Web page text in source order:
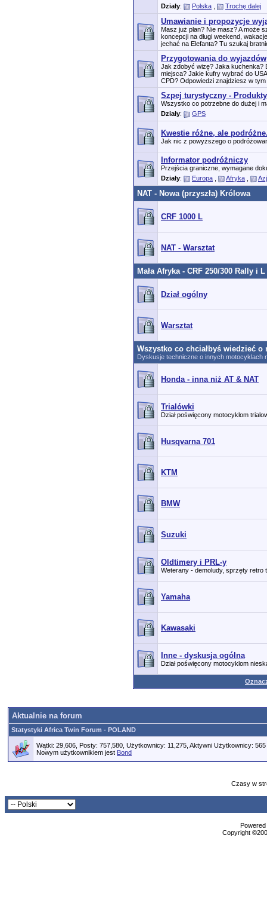
Działy: Polska Trochę dalej
Umawianie i propozycje
Masz już plan? Nie masz? A może
koncepcji na długi weekend,
jechać na Elefanta? Tu szukaj
Przygotowania do wyjazdów
Jak zdobyć wizę? Jaka kuchenka?
miejsca? Jakie kufry wybrać do
CPD? Odpowiedzi znajdziesz w tym
Szpej turystyczny -
Wszystko co potrzebne do dużej i
Działy: GPS
Kwestie różne, ale
Jak nic z powyższego o
Informator podróżniczy
Przejścia graniczne, wymagane
Działy: Europa Afryka
NAT - Nowa (przyszła) Królowa
CRF 1000 L
NAT - Warsztat
Mała Afryka - CRF 250/300 Rally i L
Dział ogólny
Warsztat
Wszystko co chciałbyś wiedzieć
Dyskusje techniczne o innych motocyklach
Honda - inna niż AT & NAT
Trialówki
Dział poświęcony motocyklom
Husqvarna 701
KTM
BMW
Suzuki
Oldtimery i PRL-y
Weterany - demoludy, sprzęty retro
Yamaha
Kawasaki
Inne - dyskusja ogólna
Dział poświęcony motocyklom
Aktualnie na forum
Statystyki Africa Twin Forum - POLAND
Wątki: 29,606, Posty: 757,580, Użytkownicy: 11,275, Aktywni Użytkownicy: 565
Nowym użytkownikiem jest Bond
Czasy w
Copyright